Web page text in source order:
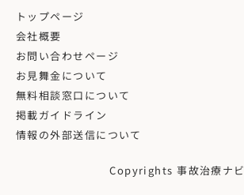
トップページ
会社概要
お問い合わせページ
お見舞金について
無料相談窓口について
掲載ガイドライン
情報の外部送信について
Copyrights 事故治療ナビ